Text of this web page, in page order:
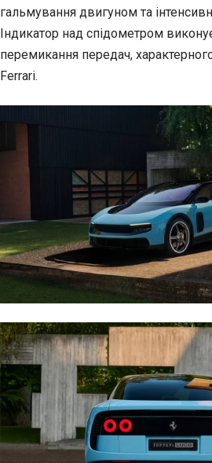
гальмування двигуном та
Індикатор над спідометром
перемикання передач,
Ferrari.